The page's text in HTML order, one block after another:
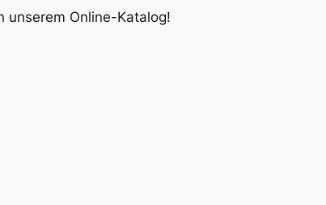
unserem Online-Katalog!